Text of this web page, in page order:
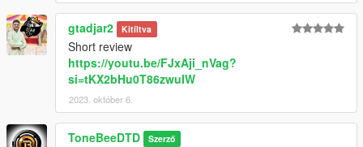
gtadjar2 Kitíltva
Short review
https://youtu.be/FJxAji_nVag?
si=tKX2bHu0T86zwuIW
2023. október 6.
ToneBeeDTD Szerző